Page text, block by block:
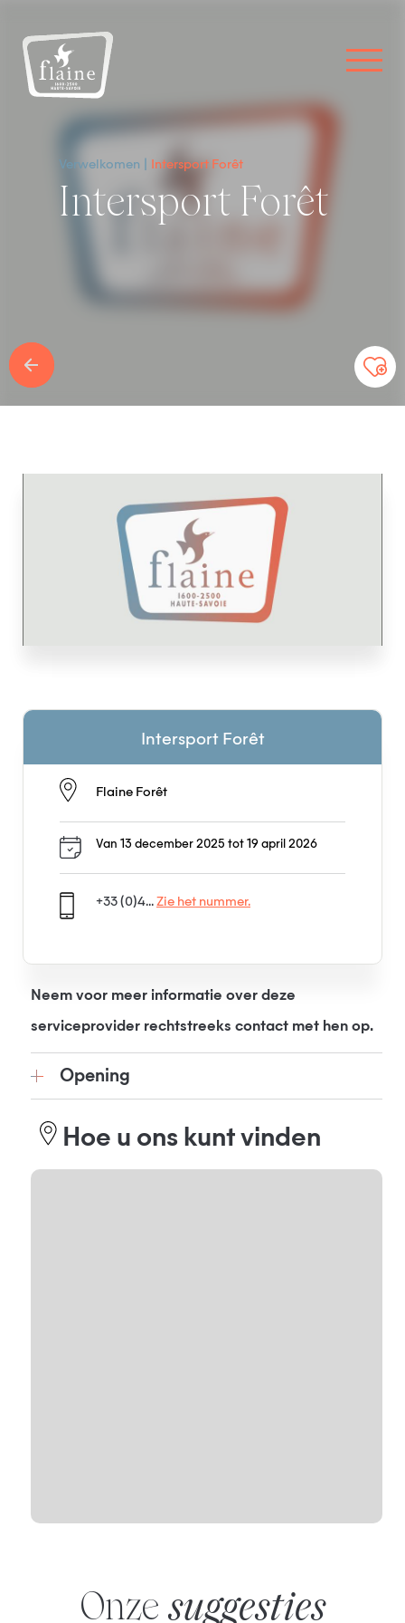
Verwelkomen Intersport Forêt
Intersport Forêt
Neem voor meer informatie over deze
serviceprovider rechtstreeks contact met hen op.
Opening
Hoe u ons kunt vinden
Intersport Forêt
Flaine Forêt
Van 13 december 2025 tot 19 april 2026
+33 (0)4... Zie het nummer.
Onze suggesties